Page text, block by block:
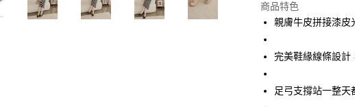
Apple Pay
街口支付
運送方式
商品特色
親膚牛皮拼接漆皮
完美鞋緣線條設計
足弓支撐站一整天